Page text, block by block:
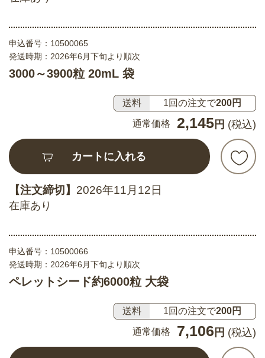
申込番号： 10500065
発送時期：2026年6月下旬より順次
3000～3900粒 20mL 袋
送料 1回の注文で200円
通常価格 2,145 円 (税込)
カートに入れる
【注文締切】 2026年11月12日
在庫あり
申込番号： 10500066
発送時期：2026年6月下旬より順次
ペレットシード約6000粒 大袋
送料 1回の注文で200円
通常価格 7,106 円 (税込)